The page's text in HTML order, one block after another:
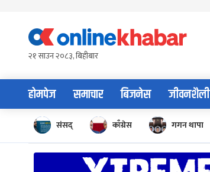
content२१ साउन २०८३, बिहीबार
होमपेज समाचार बिजनेस जीवनशैली
संसद् काँग्रेस गगन थापा